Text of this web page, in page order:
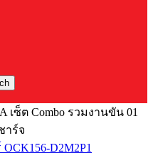
เซ็ต Combo รวมงานขัน 01
าร์จ